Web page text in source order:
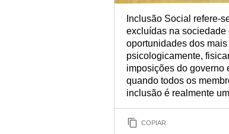
Inclusão Social refere-
excluídas na sociedade
oportunidades dos
psicologicamente,
imposições do governo
quando todos os
inclusão é realmente
COPIAR